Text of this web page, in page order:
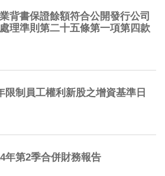
背書保證餘額符合公開發行公司
理準則第二十五條第一項第四款
限制員工權利新股之增資基準日
年第2季合併財務報告